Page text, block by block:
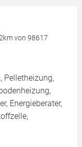
von 98617
Pelletheizung,
Energieberater,